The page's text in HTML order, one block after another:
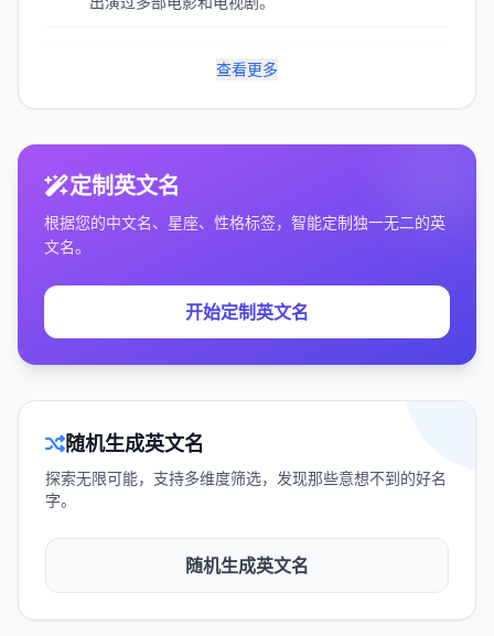
查看更多
定制英文名
根据您的中文名、星座、性格标签，智能定制独一无二的英
文名。
开始定制英文名
随机生成英文名
探索无限可能，支持多维度筛选，发现那些意想不到的好名
字。
随机生成英文名